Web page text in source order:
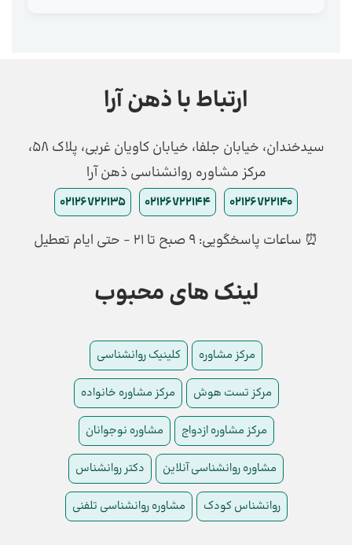
ارتباط با ذهن آرا
سیدخندان، خیابان جلفا، خیابان کاویان غربی، پلاک 58،
مرکز مشاوره روانشناسی ذهن آرا
02126722140
02126722144
02126722135
⏰ ساعات پاسخگویی: ۹ صبح تا ۲۱ - حتی ایام تعطیل
لینک های محبوب
مرکز مشاوره کلینیک روانشناسی
مرکز تست هوش مرکز مشاوره خانواده
مرکز مشاوره ازدواج مشاوره نوجوانان
مشاوره روانشناسی آنلاین دکتر روانشناس
روانشناس کودک مشاوره روانشناسی تلفنی